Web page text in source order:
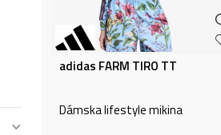
adidas FARM TIRO TT
Dámska lifestyle mikina